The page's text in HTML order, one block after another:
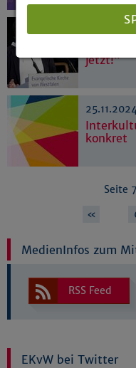
jetzt!“
konkret
Seite
«
MedienInfos zum
RSS Feed
EKvW bei Twitter